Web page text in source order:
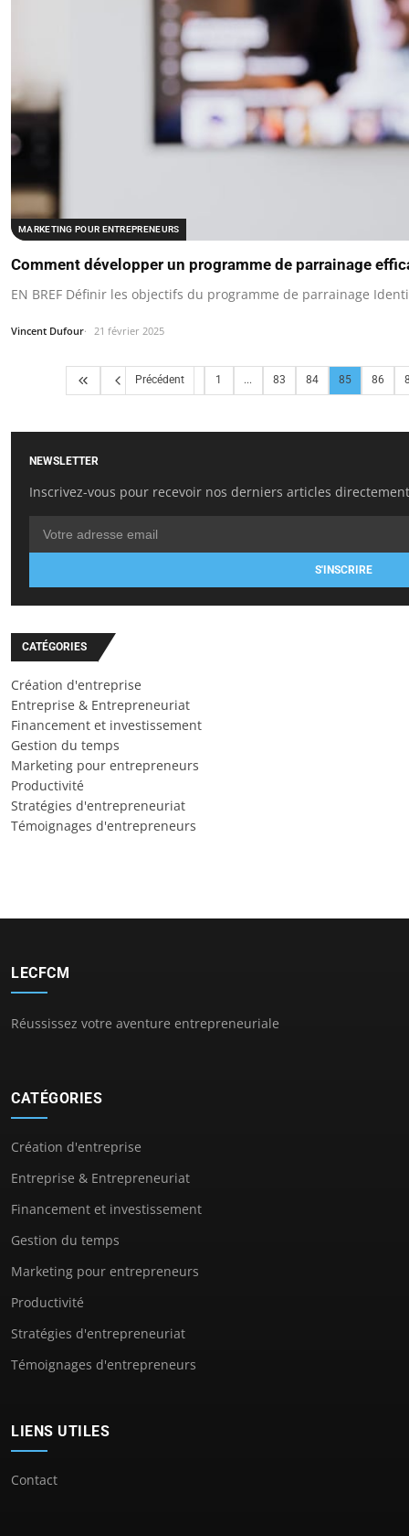
MARKETING POUR ENTREPRENEURS
Comment développer un programme de parrainage
EN BREF Définir les objectifs du programme de parrainage
Vincent Dufour 21 février 2025
Précédent 1 ... 83 84 85 86
NEWSLETTER
Inscrivez-vous pour recevoir nos derniers articles
S'INSCRIRE
CATÉGORIES
Création d'entreprise
Entreprise & Entrepreneuriat
Financement et investissement
Gestion du temps
Marketing pour entrepreneurs
Productivité
Stratégies d'entrepreneuriat
Témoignages d'entrepreneurs
LECFCM
Réussissez votre aventure entrepreneuriale
CATÉGORIES
Création d'entreprise
Entreprise & Entrepreneuriat
Financement et investissement
Gestion du temps
Marketing pour entrepreneurs
Productivité
Stratégies d'entrepreneuriat
Témoignages d'entrepreneurs
LIENS UTILES
Contact